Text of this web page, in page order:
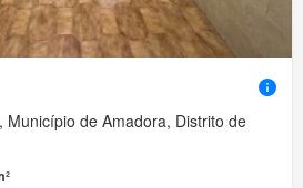
Município de Amadora, Distrito de